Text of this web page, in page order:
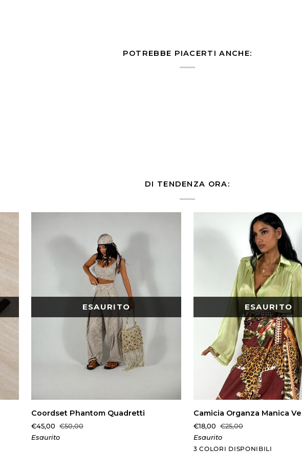
POTREBBE PIACERTI ANCHE:
DI TENDENZA ORA:
ESAURITO
Coordset
Quadretti
Coordset Phantom Quadretti
€45,00 €50,00
Esaurito
ESAURITO
AGGIUNTA
Camicia
Manica
Ventaglio
Camicia Organza Manica
€18,00 €25,00
Esaurito
3 COLORI DISPONIBILI
VerdeGialloMarrone